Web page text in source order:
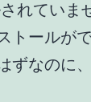
れていま
トールが
ずなのに